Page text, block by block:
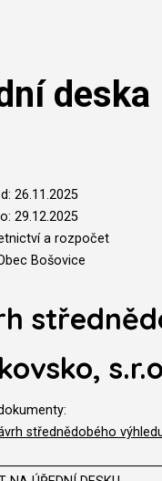
deska
26.11.2025
29.12.2025
a rozpočet
Bošovice
střednědobého